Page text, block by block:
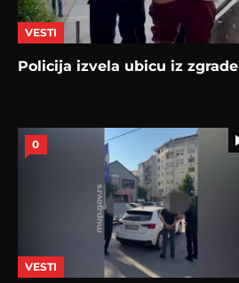
VESTI
Policija izvela ubicu iz zgrade
0
VESTI